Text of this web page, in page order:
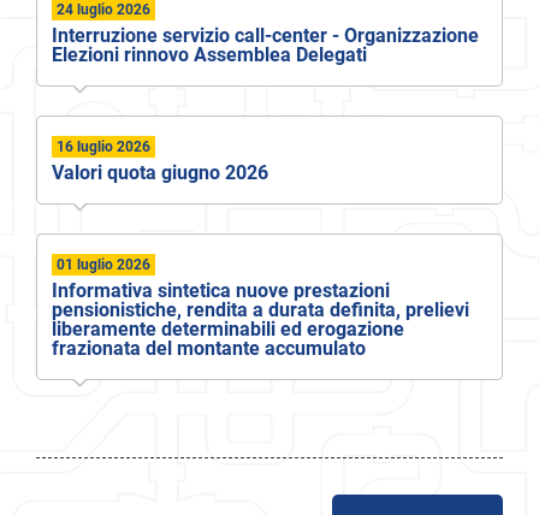
24 luglio 2026
Interruzione servizio call-center - Organizzazione
Elezioni rinnovo Assemblea Delegati
16 luglio 2026
Valori quota giugno 2026
01 luglio 2026
Informativa sintetica nuove prestazioni
pensionistiche, rendita a durata definita, prelievi
liberamente determinabili ed erogazione
frazionata del montante accumulato